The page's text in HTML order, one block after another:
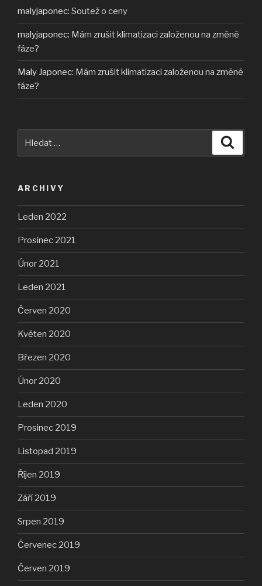
malyjaponec: Soutež o ceny
malyjaponec: Mám zrušit klimatizaci založenou na změně
fáze?
Maly Japonec: Mám zrušit klimatizaci založenou na změně
fáze?
ARCHIVY
Leden 2022
Prosinec 2021
Únor 2021
Leden 2021
Červen 2020
Květen 2020
Březen 2020
Únor 2020
Leden 2020
Prosinec 2019
Listopad 2019
Říjen 2019
Září 2019
Srpen 2019
Červenec 2019
Červen 2019